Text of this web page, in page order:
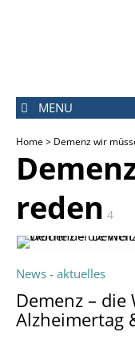
MENU
Home> Demenz wir
reden 4
News - aktuelles
Demenz –
Alzheimertag